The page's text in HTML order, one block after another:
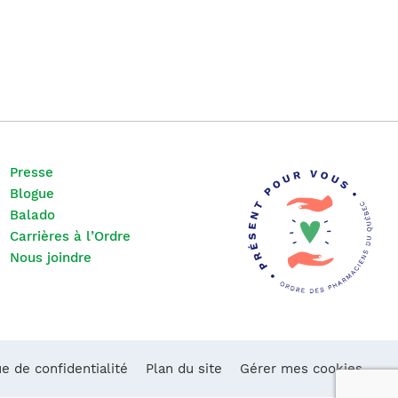
Presse
Blogue
Balado
Carrières à l’Ordre
Nous joindre
de confidentialité Plan du site Gérer mes cookies